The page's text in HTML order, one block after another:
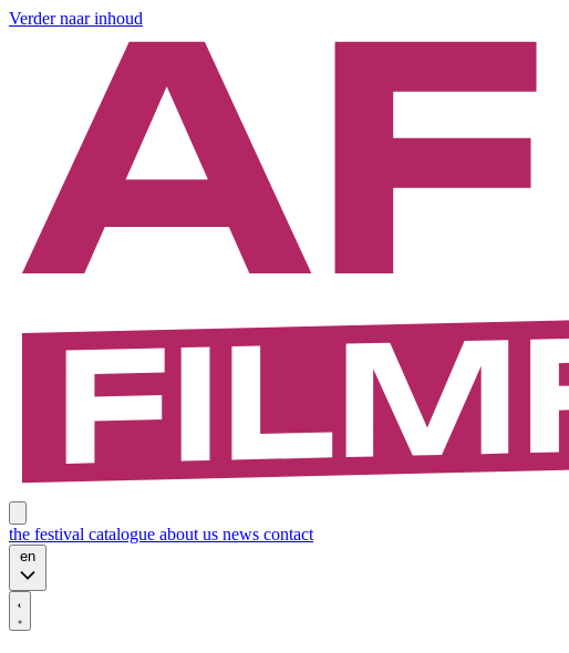
Verder naar inhoud
the festival catalogue about us news contact
en